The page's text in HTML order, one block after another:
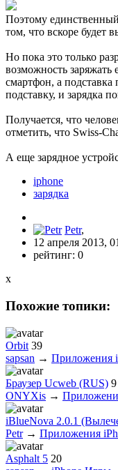
Поэтому единственный
том, что вскоре будет
Но пока это только
возможность заряжать
смартфон, а подставка
подставку, и зарядка
Получается, что
отметить, что Swiss-
А еще зарядное
iphone
зарядка
Petr,
12 апреля 2013,
рейтинг: 0
x
Похожие топики:
Orbit 39
sapsan → Приложения
Браузер Ucweb (RUS) 9
ONYXis →
iBlueNova 2.0.1
Petr→ Приложения
Asphalt 5 20